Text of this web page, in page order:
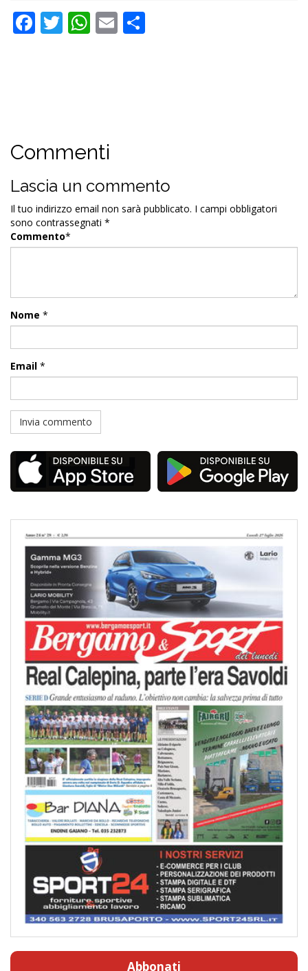
Facebook
Twitter
WhatsApp
Email
Commenti
Lascia un commento
Il tuo indirizzo email non sarà pubblicato. I campi obbligatori
sono contrassegnati *
Commento*
Nome *
Email *
Abbonati